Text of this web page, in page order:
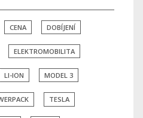
CENA DOBÍJENÍ
ELEKTROMOBILITA
LI-ION MODEL 3
TESLA